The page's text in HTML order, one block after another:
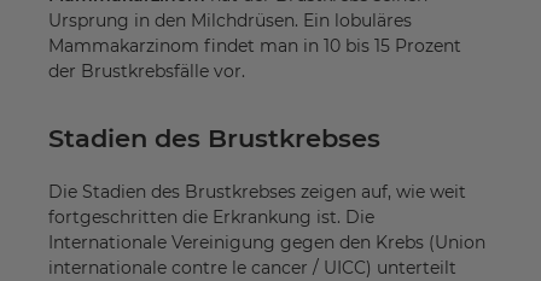
Ursprung in den Milchdrüsen. Ein lobuläres
Mammakarzinom findet man in 10 bis 15 Prozent
der Brustkrebsfälle vor.
Stadien des Brustkrebses
Die Stadien des Brustkrebses zeigen auf, wie weit
fortgeschritten die Erkrankung ist. Die
Internationale Vereinigung gegen den Krebs (Union
internationale contre le cancer / UICC) unterteilt